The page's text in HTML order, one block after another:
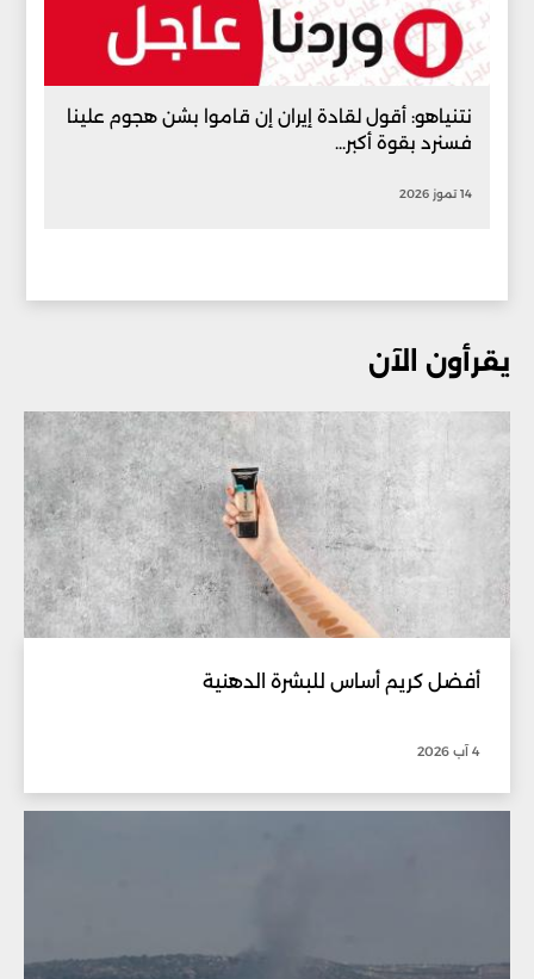
نتنياهو: أقول لقادة إيران إن قاموا بشن هجوم علينا
فسنرد بقوة أكبر...
14 تموز 2026
يقرأون الآن
أفضل كريم أساس للبشرة الدهنية
4 آب 2026